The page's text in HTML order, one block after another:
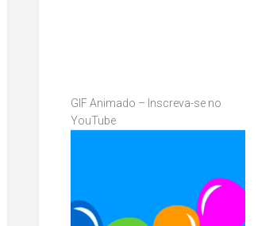
GIF Animado – Inscreva-se no
YouTube